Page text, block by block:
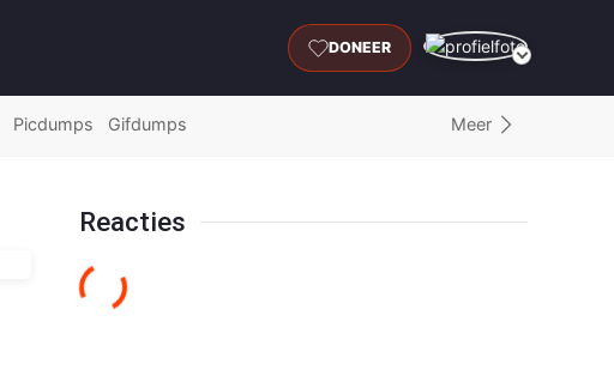
DONEER
Picdumps Gifdumps Meer
Reacties